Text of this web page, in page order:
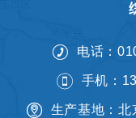
电话：
手机：
生产基地：北